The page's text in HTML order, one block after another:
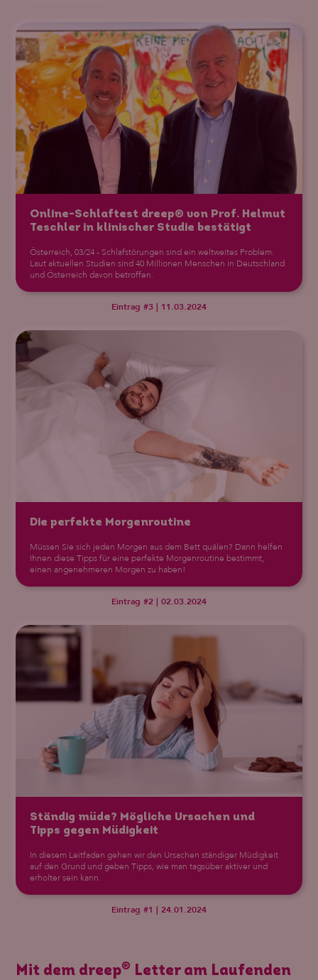
Online-Schlaftest dreep® von Prof. Helmut
Teschler in klinischer Studie bestätigt
Österreich, 03/24 - Schlafstörungen sind ein weltweites Problem.
Laut aktuellen Studien sind 40 Millionen Menschen in Deutschland
und Österreich davon betroffen.
Eintrag #3 | 11.03.2024
Die perfekte Morgenroutine
Müssen Sie sich jeden Morgen aus dem Bett quälen? Dann helfen
Ihnen diese Tipps für eine perfekte Morgenroutine bestimmt,
einen angenehmeren Morgen zu haben!
Eintrag #2 | 02.03.2024
Ständig müde? Mögliche Ursachen und
Tipps gegen Müdigkeit
In diesem Leitfaden gehen wir den Ursachen ständiger Müdigkeit
auf den Grund und geben Tipps, wie man tagsüber aktiver und
erholter sein kann.
Eintrag #1 | 24.01.2024
Mit dem dreep® Letter am Laufenden